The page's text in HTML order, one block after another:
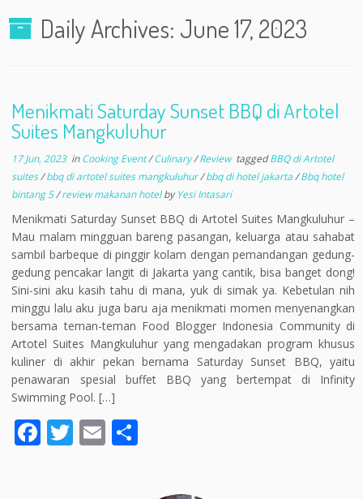
Daily Archives: June 17, 2023
Menikmati Saturday Sunset BBQ di Artotel
Suites Mangkuluhur
17 Jun, 2023inCooking Event/Culinary/Review taggedBBQ di Artotel
suites/bbq di artotel suites mangkuluhur/bbq di hotel jakarta/Bbq hotel
bintang 5/review makanan hotelbyYesi Intasari
Menikmati Saturday Sunset BBQ di Artotel Suites Mangkuluhur –
Mau malam mingguan bareng pasangan, keluarga atau sahabat
sambil barbeque di pinggir kolam dengan pemandangan gedung-
gedung pencakar langit di Jakarta yang cantik, bisa banget dong!
Sini-sini aku kasih tahu di mana, yuk di simak ya. Kebetulan nih
minggu lalu aku juga baru aja menikmati momen menyenangkan
bersama teman-teman Food Blogger Indonesia Community di
Artotel Suites Mangkuluhur yang mengadakan program khusus
kuliner di akhir pekan bernama Saturday Sunset BBQ, yaitu
penawaran spesial buffet BBQ yang bertempat di Infinity
Swimming Pool. […]
F T E